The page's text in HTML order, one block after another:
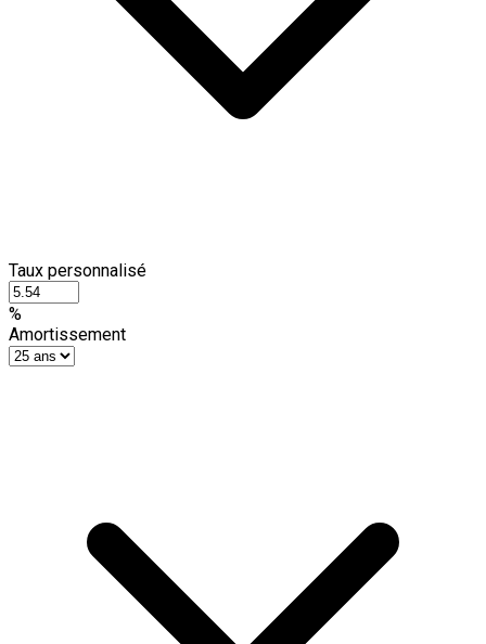
Taux personnalisé
%
Amortissement